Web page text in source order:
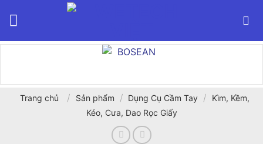
Trang chủ / Sản phẩm / Dụng Cụ Cầm Tay /
Kìm, Kềm,
Kéo, Cưa, Dao Rọc Giấy